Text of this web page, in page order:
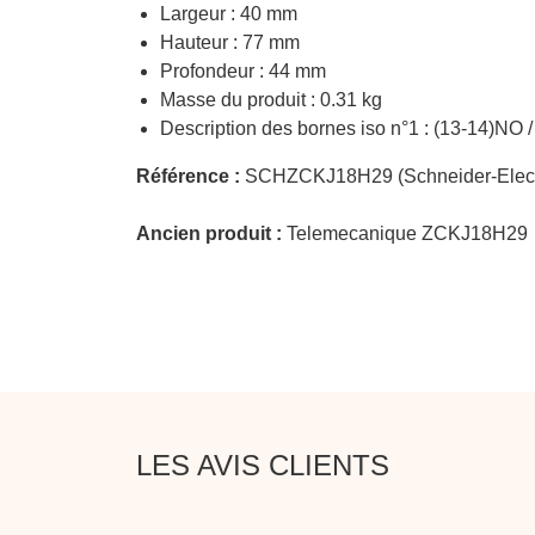
Largeur : 40 mm
Hauteur : 77 mm
Profondeur : 44 mm
Masse du produit : 0.31 kg
Description des bornes iso n°1 : (13-14)NO
Référence : SCHZCKJ18H29 (Schneider-
Ancien produit : Telemecanique ZCKJ18H29
LES AVIS CLIENTS